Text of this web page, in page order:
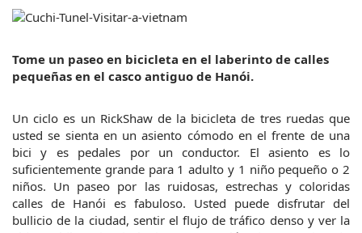
Tome un paseo en bicicleta en el laberinto de calles
pequeñas en el casco antiguo de Hanói.
Un ciclo es un RickShaw de la bicicleta de tres ruedas que
usted se sienta en un asiento cómodo en el frente de una
bici y es pedales por un conductor. El asiento es lo
suficientemente grande para 1 adulto y 1 niño pequeño o 2
niños. Un paseo por las ruidosas, estrechas y coloridas
calles de Hanói es fabuloso. Usted puede disfrutar del
bullicio de la ciudad, sentir el flujo de tráfico denso y ver la